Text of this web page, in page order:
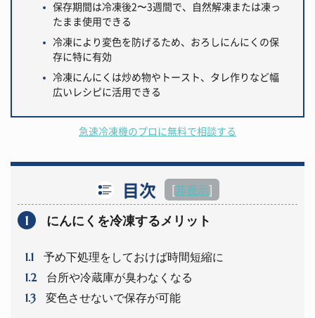
保存期間は冷凍後2〜3週間で、自然解凍または凍っ
たまま使用できる
冷凍により変色を防げるため、おろしにんにくの保
存に特に有効
冷凍にんにくは炒め物やトースト、タレ作りなど幅
広いレシピに活用できる
急速冷凍機のプロに無料で相談する
目次 [非表示]
1 にんにくを冷凍するメリット
1.1 予め下処理をしておけば時間短縮に
1.2 台所や冷蔵庫が臭わなくなる
1.3 変色させないで保存が可能